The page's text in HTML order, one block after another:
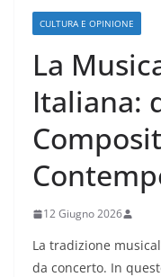
CULTURA E OPINIONE
La
Italiana:
12 Giugno 2026
La tradizione
da concerto. In